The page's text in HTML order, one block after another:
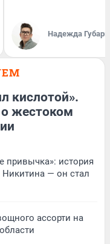
Надежда Губарь
кислотой».
жестоком
привычка»: история
— он стал
ассорти на